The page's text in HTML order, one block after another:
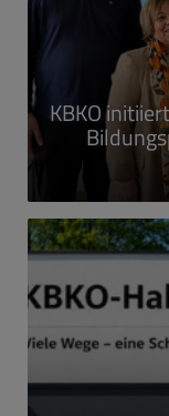
KBKO